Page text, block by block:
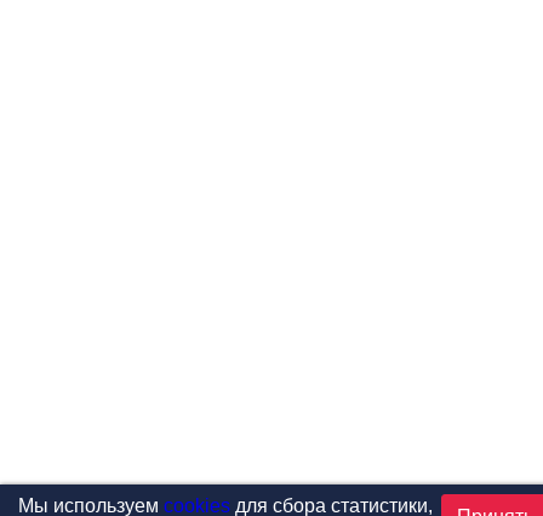
Мы используем cookiesдля сбора статистики,